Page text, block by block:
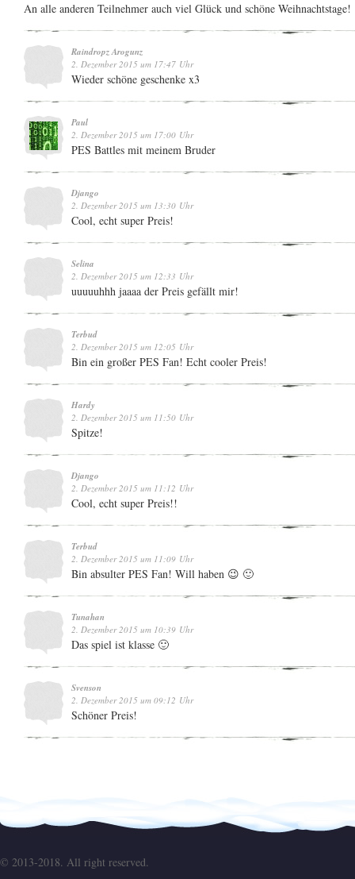
An alle anderen Teilnehmer auch viel Glück und schöne Weihnachtstage!
Raindropz Arogunz
2. Dezember 2015 um 17:47 Uhr
Wieder schöne geschenke x3
Paul
2. Dezember 2015 um 17:00 Uhr
PES Battles mit meinem Bruder
Django
2. Dezember 2015 um 13:30 Uhr
Cool, echt super Preis!
Selina
2. Dezember 2015 um 12:33 Uhr
uuuuuhhh jaaaa der Preis gefällt mir!
Terbud
2. Dezember 2015 um 12:05 Uhr
Bin ein großer PES Fan! Echt cooler Preis!
Hardy
2. Dezember 2015 um 11:50 Uhr
Spitze!
Django
2. Dezember 2015 um 11:12 Uhr
Cool, echt super Preis!!
Terbud
2. Dezember 2015 um 11:09 Uhr
Bin absulter PES Fan! Will haben 😉 🙂
Tunahan
2. Dezember 2015 um 10:39 Uhr
Das spiel ist klasse 🙂
Svenson
2. Dezember 2015 um 09:12 Uhr
Schöner Preis!
© 2013-2018. All right reserved.